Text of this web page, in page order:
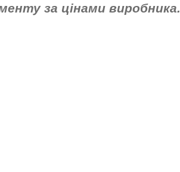
за цінами виробника.